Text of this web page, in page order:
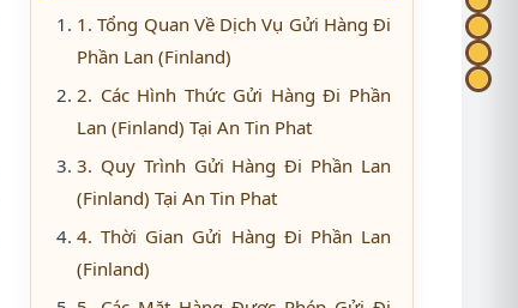
1. Tổng Quan Về Dịch Vụ Gửi Hàng Đi
Phần Lan (Finland)
2. Các Hình Thức Gửi Hàng Đi Phần
Lan (Finland) Tại An Tin Phat
3. Quy Trình Gửi Hàng Đi Phần Lan
(Finland) Tại An Tin Phat
4. Thời Gian Gửi Hàng Đi Phần Lan
(Finland)